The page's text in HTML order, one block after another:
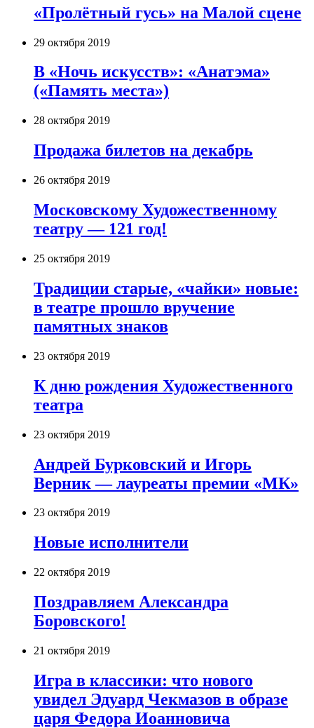
«Пролётный гусь» на Малой сцене
29 октября 2019
В «Ночь искусств»: «Анатэма»
(«Память места»)
28 октября 2019
Продажа билетов на декабрь
26 октября 2019
Московскому Художественному
театру — 121 год!
25 октября 2019
Традиции старые, «чайки» новые:
в театре прошло вручение
памятных знаков
23 октября 2019
К дню рождения Художественного
театра
23 октября 2019
Андрей Бурковский и Игорь
Верник — лауреаты премии «МК»
23 октября 2019
Новые исполнители
22 октября 2019
Поздравляем Александра
Боровского!
21 октября 2019
Игра в классики: что нового
увидел Эдуард Чекмазов в образе
царя Федора Иоанновича